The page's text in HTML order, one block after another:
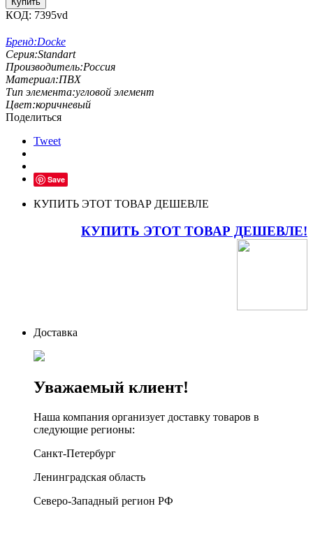
КОД: 7395vd
Бренд:Docke
Серия:Standart
Производитель:Россия
Материал:ПВХ
Тип элемента:угловой элемент
Цвет:коричневый
Поделиться
Tweet
Save
КУПИТЬ ЭТОТ ТОВАР ДЕШЕВЛЕ
КУПИТЬ ЭТОТ ТОВАР ДЕШЕВЛЕ!
Доставка
Уважаемый клиент!
Наша компания организует доставку товаров в
следующие регионы:
Санкт-Петербург
Ленинградская область
Северо-Западный регион РФ